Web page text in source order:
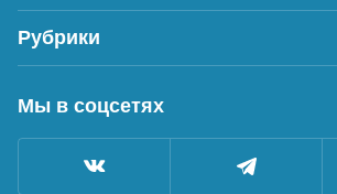
Рубрики
Мы в соцсетях